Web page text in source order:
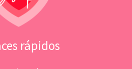
rápidos